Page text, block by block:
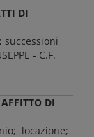
DI
successioni
- C.F.
DI
locazione;